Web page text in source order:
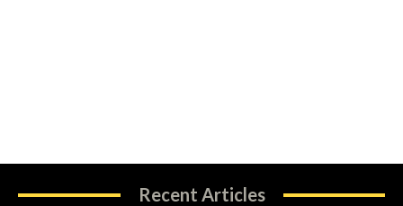
Recent Articles